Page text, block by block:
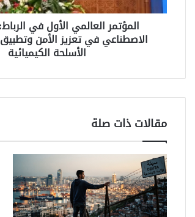
ل
ي
ل
و
ل
ف
ي
ا
ل
ر
المؤتمر العالمي الأول في
الاصطناعي في تعزيز الأمن
الأسلحة الكيميائية
مقالات ذات صلة